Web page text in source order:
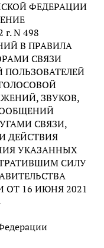
ФЕДЕРАЦИИ
г. N 498
В ПРАВИЛА
СВЯЗИ
ЗВУКОВ,
СВЯЗИ,
ДЕЙСТВИЯ
УКАЗАННЫХ
СИЛУ
16 ИЮНЯ 2021